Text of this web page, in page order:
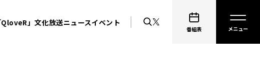
QloveR」文化放送ニュースイベント
番組表